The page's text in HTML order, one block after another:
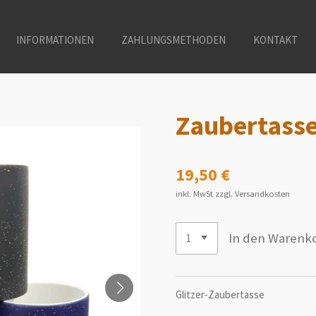
INFORMATIONEN ZAHLUNGSMETHODEN KONTAKT
19,50 €
inkl. MwSt zzgl. Versandkosten
In den
Glitzer-Zaubertasse